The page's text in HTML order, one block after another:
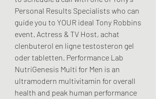
Personal Results Specialists who can
guide you to YOUR ideal Tony Robbins
event. Actress & TV Host, achat
clenbuterol en ligne testosteron gel
oder tabletten. Performance Lab
NutriGenesis Multi for Men is an
ultramodern multivitamin for overall
health and peak human performance